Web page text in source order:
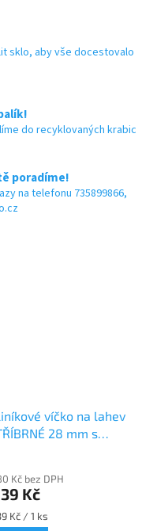
sklo, aby vše docestovalo
do recyklovaných krabic
poradíme!
na telefonu 735899866,
víčko na lahev
28 mm s
Kč bez DPH
Kč
Kč / 1 ks